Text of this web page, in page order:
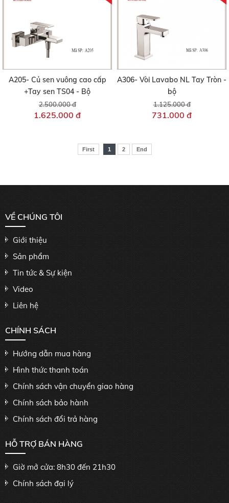
A205- Củ sen vuông cao cấp
+Tay sen TS04 - Bộ
2.500.000 đ
1.625.000 đ
A306- Vòi Lavabo NL Tay Tròn -
bộ
1.125.000 đ
731.000 đ
First 1 2 End
VỀ CHÚNG TÔI
Giới thiệu
Sản phẩm
Tin tức & Sự kiện
Video
Liên hệ
CHÍNH SÁCH
Hướng dẫn mua hàng
Hình thức thanh toán
Chính sách vận chuyển giao hàng
Chính sách bảo hành
Chính sách đổi trả hàng
HỖ TRỢ BÁN HÀNG
Giờ mở cửa: 8h30 đến 21h30
Chính sách đại lý